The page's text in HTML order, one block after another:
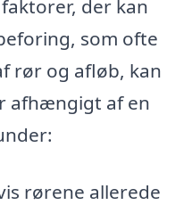
der kan
som ofte
rør og afløb, kan
afhængigt af en
rørene allerede